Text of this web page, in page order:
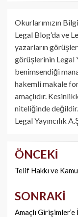
Okurlarımızın
Legal Blog’da ve
yazarların
görüşlerinin Legal
benimsendiği
hakemli makale
amaçlıdır.
niteliğinde değildir.
Legal Yayıncılık
Yazı
dolaşımı
ÖNCEKI
Telif Hakkı ve
SONRAKI
Amaçlı